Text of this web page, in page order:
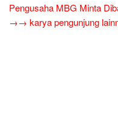
Pengusaha MBG Minta
→→ karya pengunjung